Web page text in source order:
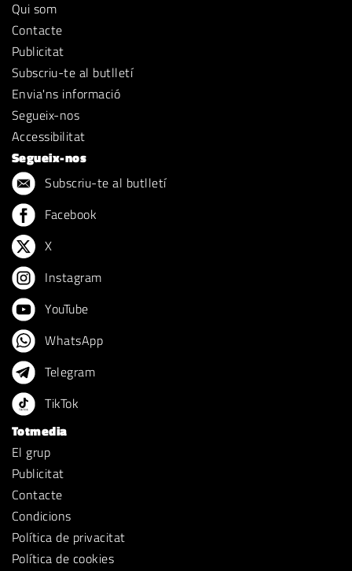
Qui som
Contacte
Publicitat
Subscriu-te al butlletí
Envia'ns informació
Segueix-nos
Accessibilitat
Segueix-nos
Subscriu-te al butlletí
Facebook
X
Instagram
YouTube
WhatsApp
Telegram
TikTok
Totmedia
El grup
Publicitat
Contacte
Condicions
Política de privacitat
Política de cookies